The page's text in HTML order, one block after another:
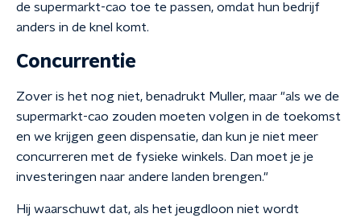
de supermarkt-cao toe te passen, omdat hun bedrijf
anders in de knel komt.
Concurrentie
Zover is het nog niet, benadrukt Muller, maar "als we de
supermarkt-cao zouden moeten volgen in de toekomst
en we krijgen geen dispensatie, dan kun je niet meer
concurreren met de fysieke winkels. Dan moet je je
investeringen naar andere landen brengen."
Hij waarschuwt dat, als het jeugdloon niet wordt